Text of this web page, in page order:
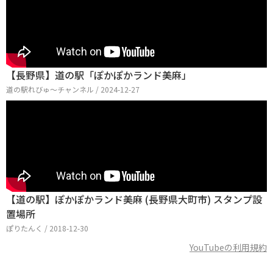
【長野県】道の駅「ぽかぽかランド美麻」
道の駅れびゅ〜チャンネル / 2024-12-27
【道の駅】ぽかぽかランド美麻 (長野県大町市) スタンプ設
置場所
ぽりたんく / 2018-12-30
YouTubeの利用規約